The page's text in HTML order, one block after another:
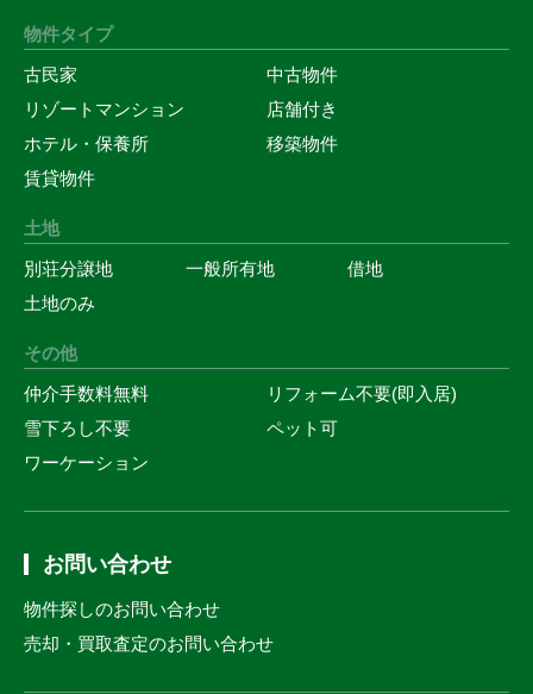
物件タイプ
古民家
中古物件
リゾートマンション
店舗付き
ホテル・保養所
移築物件
賃貸物件
土地
別荘分譲地
一般所有地
借地
土地のみ
その他
仲介手数料無料
リフォーム不要(即入居)
雪下ろし不要
ペット可
ワーケーション
お問い合わせ
物件探しのお問い合わせ
売却・買取査定のお問い合わせ